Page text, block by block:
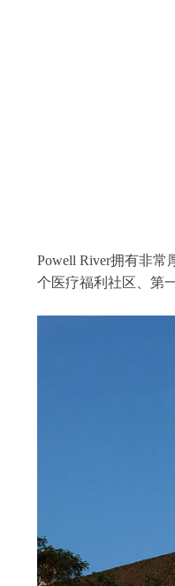
Powell River拥有非
个医疗福利社区、第